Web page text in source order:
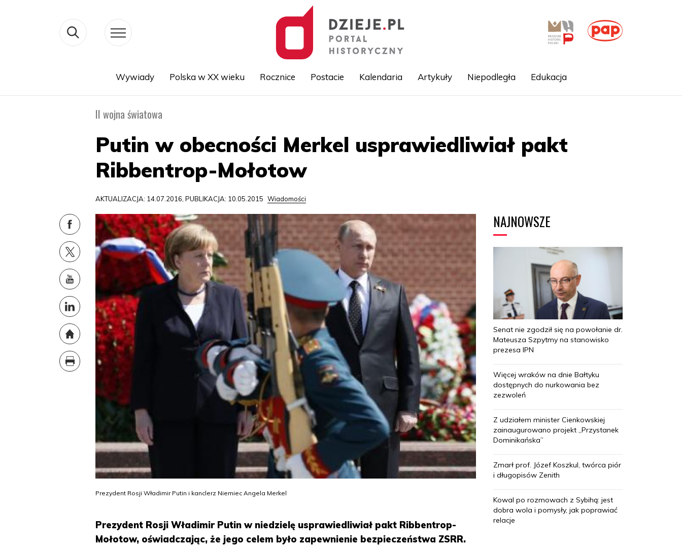
Wywiady Polska w XX wieku Rocznice Postacie Kalendaria Artykuły Niepodległa Edukacja
II wojna światowa
Putin w obecności Merkel usprawiedliwiał pakt
Ribbentrop-Mołotow
AKTUALIZACJA: 14.07.2016, PUBLIKACJA: 10.05.2015 Wiadomości
Prezydent Rosji Władimir Putin i kanclerz Niemiec Angela Merkel
Prezydent Rosji Władimir Putin w niedzielę usprawiedliwiał pakt Ribbentrop-
Mołotow, oświadczając, że jego celem było zapewnienie bezpieczeństwa ZSRR.
NAJNOWSZE
Senat nie zgodził się na powołanie dr.
Mateusza Szpytmy na stanowisko
prezesa IPN
Więcej wraków na dnie Bałtyku
dostępnych do nurkowania bez
zezwoleń
Z udziałem minister Cienkowskiej
zainaugurowano projekt „Przystanek
Dominikańska”
Zmarł prof. Józef Koszkul, twórca piór
i długopisów Zenith
Kowal po rozmowach z Sybihą: jest
dobra wola i pomysły, jak poprawiać
relacje